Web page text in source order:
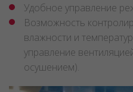
Удобное управление
Возможность
влажности и
управление
осушением).